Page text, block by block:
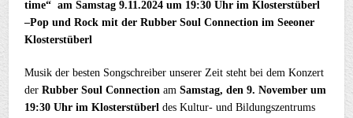
time“am Samstag 9.11.2024 um 19:30 Uhr im Klosterstüberl
–Pop und Rock mit der Rubber Soul Connection im Seeoner
Klosterstüberl
Musik der besten Songschreiber unserer Zeit steht bei dem Konzert
derRubber Soul Connection amSamstag, den 9. November um
19:30 Uhr im Klosterstüberl des Kultur- und Bildungszentrums